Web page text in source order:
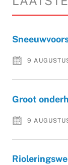
9
Groot
9